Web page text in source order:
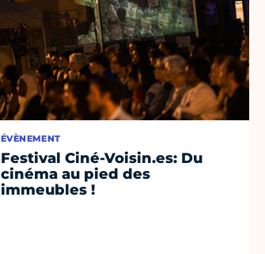
ÉVÈNEMENT
Festival Ciné-Voisin.es: Du
cinéma au pied des
immeubles !